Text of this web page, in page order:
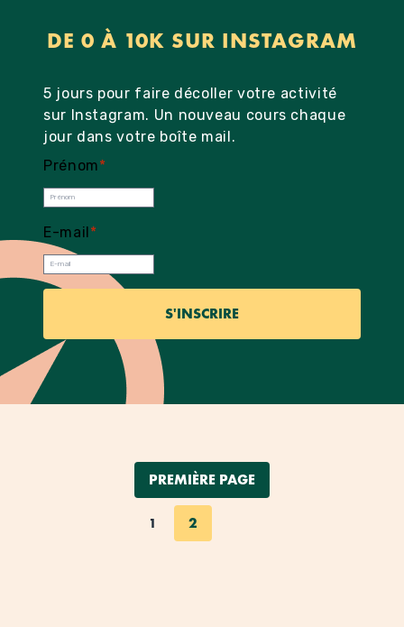
DE 0 À 10K SUR INSTAGRAM
5 jours pour faire décoller votre activité
sur Instagram. Un nouveau cours chaque
jour dans votre boîte mail.
Prénom*
E-mail*
PREMIÈRE PAGE
1 2